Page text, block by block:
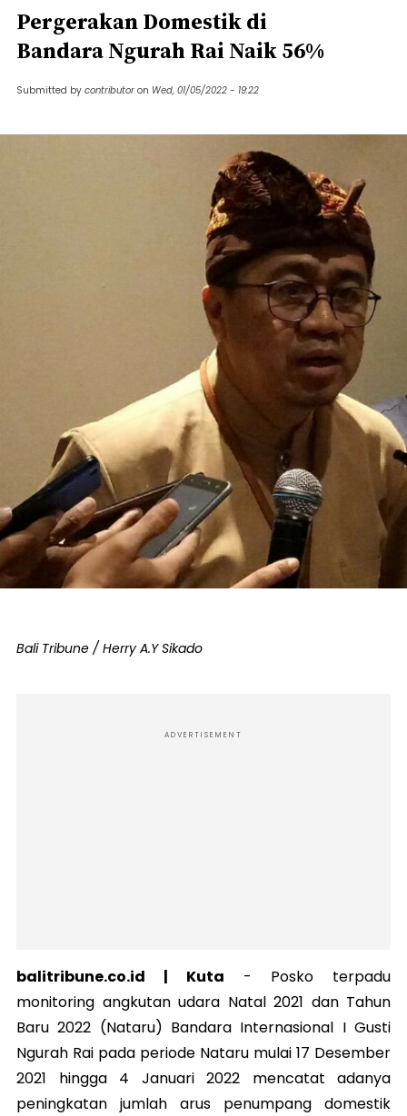
Pergerakan Domestik di
Bandara Ngurah Rai Naik 56%
Submitted by contributor on Wed, 01/05/2022 - 19:22
Bali Tribune / Herry A.Y Sikado
ADVERTISEMENT
balitribune.co.id | Kuta - Posko terpadu
monitoring angkutan udara Natal 2021 dan Tahun
Baru 2022 (Nataru) Bandara Internasional I Gusti
Ngurah Rai pada periode Nataru mulai 17 Desember
2021 hingga 4 Januari 2022 mencatat adanya
peningkatan jumlah arus penumpang domestik